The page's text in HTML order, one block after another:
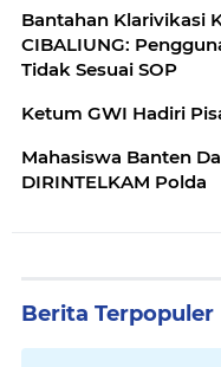
Bantahan Klarivikasi
CIBALIUNG: Penggunaan Kendaraan
Tidak Sesuai SOP
Ketum GWI Hadiri
Mahasiswa Banten
DIRINTELKAM Polda
Berita Terpopuler